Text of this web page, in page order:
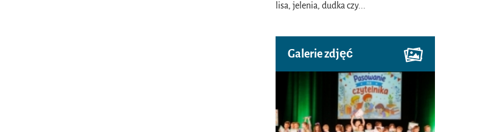
lisa, jelenia, dudka czy...
Galerie zdjęć